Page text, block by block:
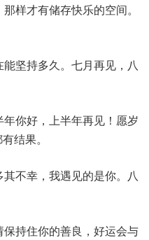
样才有储存快乐的空间。
坚持多久。七月再见，八
你好，上半年再见！愿岁
结果。
不幸，我遇见的是你。八
持住你的善良，好运会与